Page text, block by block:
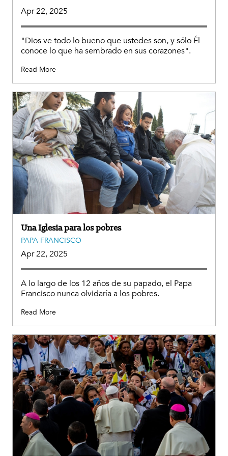
Apr 22, 2025
"Dios ve todo lo bueno que ustedes son, y sólo Él
conoce lo que ha sembrado en sus corazones".
Read More
Una Iglesia para los pobres
PAPA FRANCISCO
Apr 22, 2025
A lo largo de los 12 años de su papado, el Papa
Francisco nunca olvidaría a los pobres.
Read More